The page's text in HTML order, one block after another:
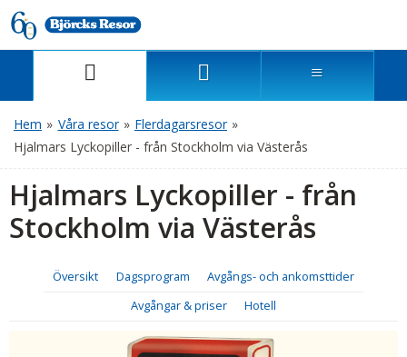
Hem » Våra resor » Flerdagarsresor »
Hjalmars Lyckopiller - från Stockholm via Västerås
Hjalmars Lyckopiller - från
Stockholm via Västerås
Översikt Dagsprogram
Avgångs- och ankomsttider
Avgångar & priser
Hotell